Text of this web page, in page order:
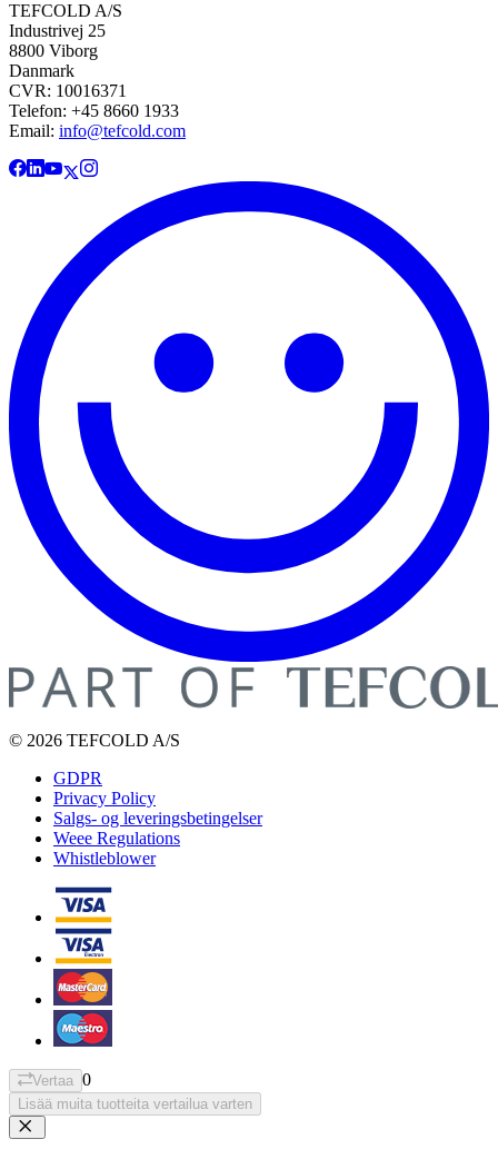
TEFCOLD A/S
Industrivej 25
8800 Viborg
Danmark
CVR: 10016371
Telefon: +45 8660 1933
Email: info@tefcold.com
© 2026 TEFCOLD A/S
GDPR
Privacy Policy
Salgs- og leveringsbetingelser
Weee Regulations
Whistleblower
Vertaa 0
Lisää muita tuotteita vertailua varten